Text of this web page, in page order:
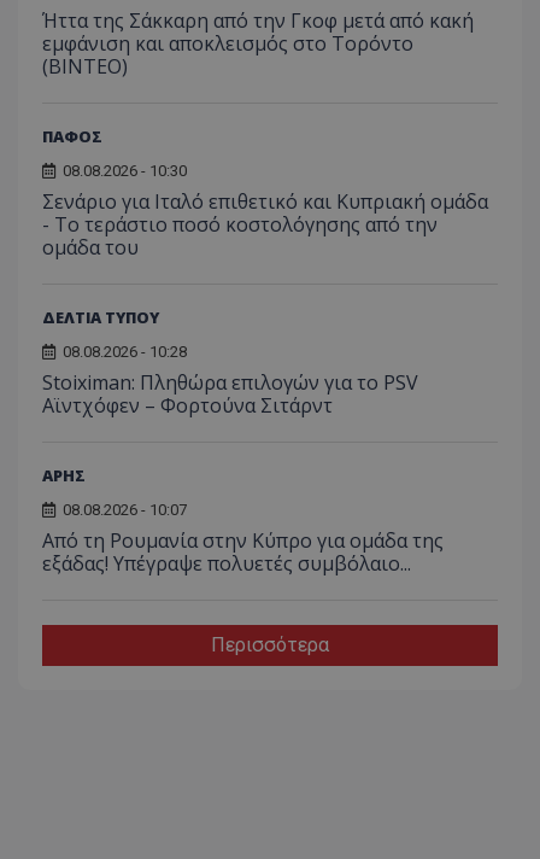
Ήττα της Σάκκαρη από την Γκοφ μετά από κακή
εμφάνιση και αποκλεισμός στο Τορόντο
(ΒΙΝΤΕΟ)
ΠΑΦΟΣ
08.08.2026 - 10:30
Σενάριο για Ιταλό επιθετικό και Κυπριακή ομάδα
- Το τεράστιο ποσό κοστολόγησης από την
ομάδα του
ΔΕΛΤΙΑ ΤΥΠΟΥ
08.08.2026 - 10:28
Stoiximan: Πληθώρα επιλογών για το PSV
Αϊντχόφεν – Φορτούνα Σιτάρντ
ΑΡΗΣ
08.08.2026 - 10:07
Από τη Ρουμανία στην Κύπρο για ομάδα της
εξάδας! Υπέγραψε πολυετές συμβόλαιο...
Περισσότερα